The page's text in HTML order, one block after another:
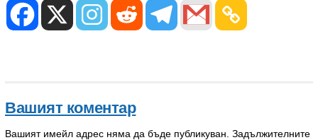
Вашият коментар
Вашият имейл адрес няма да бъде публикуван. Задължителните